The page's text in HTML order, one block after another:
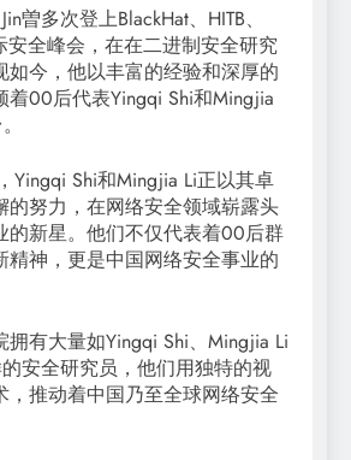
曽多次登上BlackHat、HITB、
安全峰会，在在二进制安全研究
如今，他以丰富的经验和深厚的
着00后代表Yingqi Shi和Mingjia
Yingqi Shi和Mingjia Li正以其卓
的努力，在网络安全领域崭露头
的新星。他们不仅代表着00后群
精神，更是中国网络安全事业的
拥有大量如Yingqi Shi、Mingjia Li
安全研究员，他们用独特的视
，推动着中国乃至全球网络安全